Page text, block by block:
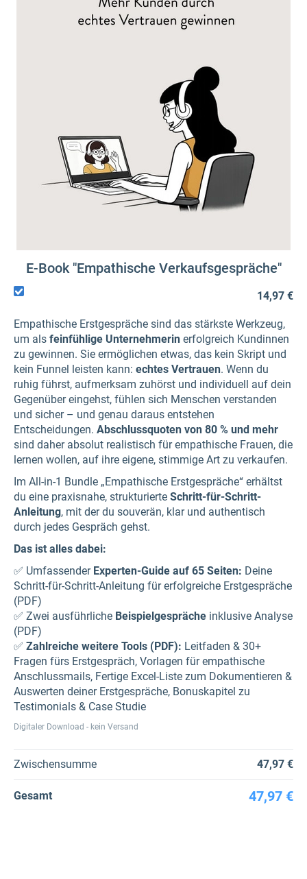
E-Book "Empathische Verkaufsgespräche"
14,97 €
Empathische Erstgespräche sind das stärkste Werkzeug,
um als feinfühlige Unternehmerin erfolgreich Kundinnen
zu gewinnen. Sie ermöglichen etwas, das kein Skript und
kein Funnel leisten kann: echtes Vertrauen. Wenn du
ruhig führst, aufmerksam zuhörst und individuell auf dein
Gegenüber eingehst, fühlen sich Menschen verstanden
und sicher – und genau daraus entstehen
Entscheidungen. Abschlussquoten von 80 % und mehr
sind daher absolut realistisch für empathische Frauen, die
lernen wollen, auf ihre eigene, stimmige Art zu verkaufen.
Im All-in-1 Bundle „Empathische Erstgespräche“ erhältst
du eine praxisnahe, strukturierte Schritt-für-Schritt-
Anleitung, mit der du souverän, klar und authentisch
durch jedes Gespräch gehst.
Das ist alles dabei:
✅ Umfassender Experten-Guide auf 65 Seiten: Deine
Schritt-für-Schritt-Anleitung für erfolgreiche Erstgespräche
(PDF)
✅ Zwei ausführliche Beispielgespräche inklusive Analyse
(PDF)
✅ Zahlreiche weitere Tools (PDF): Leitfaden & 30+
Fragen fürs Erstgespräch, Vorlagen für empathische
Anschlussmails, Fertige Excel-Liste zum Dokumentieren &
Auswerten deiner Erstgespräche, Bonuskapitel zu
Testimonials & Case Studie
Digitaler Download - kein Versand
Zwischensumme 47,97 €
Gesamt 47,97 €